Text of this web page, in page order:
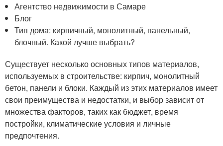
Агентство недвижимости в Самаре
Блог
Тип дома: кирпичный, монолитный, панельный,
блочный. Какой лучше выбрать?
Существует несколько основных типов материалов,
используемых в строительстве: кирпич, монолитный
бетон, панели и блоки. Каждый из этих материалов имеет
свои преимущества и недостатки, и выбор зависит от
множества факторов, таких как бюджет, время
постройки, климатические условия и личные
предпочтения.